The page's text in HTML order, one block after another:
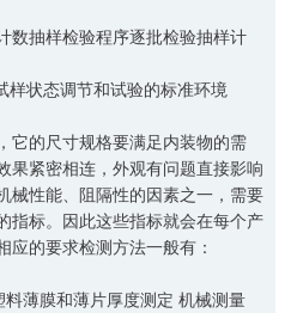
抽样检验程序逐批检验抽样计
状态调节和试验的标准环境
的尺寸规格要满足内装物的需
果紧密相连，外观有问题直接影响
械性能、阻隔性的因素之一，需要
指标。因此这些指标就会在每个产
应的要求检测方法一般有：
薄膜和薄片厚度测定 机械测量